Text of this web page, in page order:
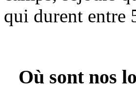
qui durent entre
Où sont nos